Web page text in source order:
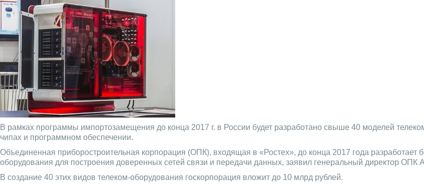
В рамках программы импортозамещения до конца 2017 г. в России будет разработано свыше 40 моделей
чипах и программном обеспечении.
Объединенная приборостроительная корпорация (ОПК), входящая в «Ростех», до конца 2017 года разработает
оборудования для построения доверенных сетей связи и передачи данных, заявил генеральный директор ОПК
В создание 40 этих видов телеком-оборудования госкорпорация вложит до 10 млрд рублей.